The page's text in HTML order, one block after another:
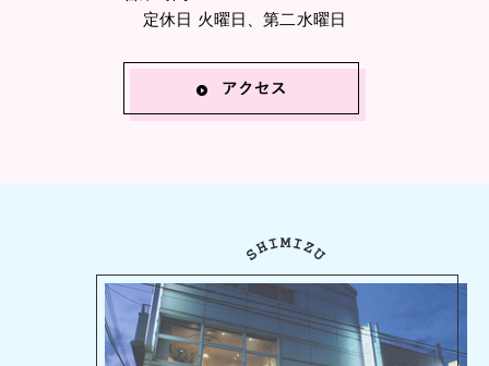
定休日 火曜日、第二水曜日